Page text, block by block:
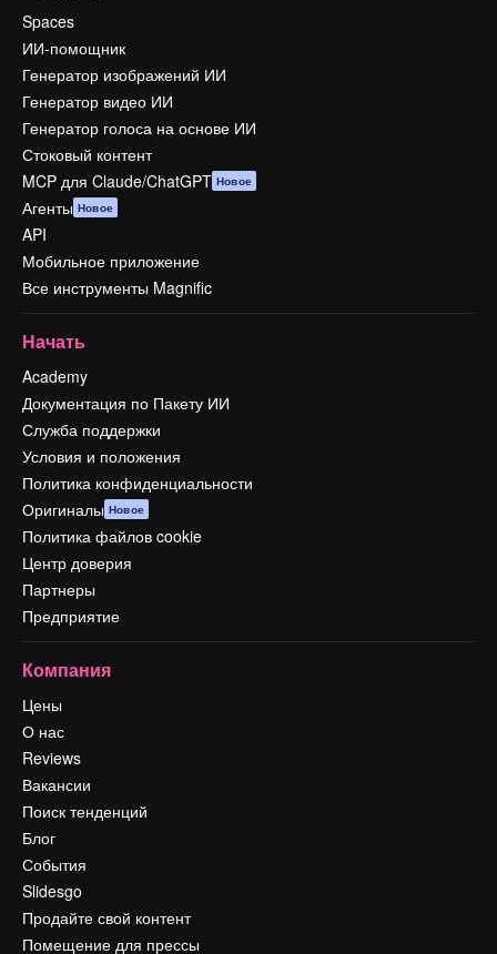
Spaces
ИИ-помощник
Генератор изображений ИИ
Генератор видео ИИ
Генератор голоса на основе ИИ
Стоковый контент
MCP для Claude/ChatGPT Новое
Агенты Новое
API
Мобильное приложение
Все инструменты Magnific
Начать
Academy
Документация по Пакету ИИ
Служба поддержки
Условия и положения
Политика конфиденциальности
Оригиналы Новое
Политика файлов cookie
Центр доверия
Партнеры
Предприятие
Компания
Цены
О нас
Reviews
Вакансии
Поиск тенденций
Блог
События
Slidesgo
Продайте свой контент
Помещение для прессы